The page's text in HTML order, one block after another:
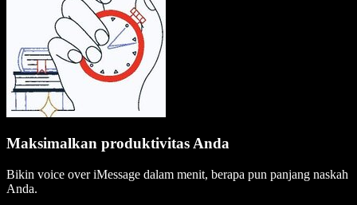
Maksimalkan produktivitas Anda
Bikin voice over iMessage dalam menit, berapa pun panjang naskah
Anda.